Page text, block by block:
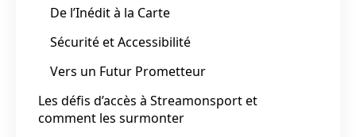
De l’Inédit à la Carte
Sécurité et Accessibilité
Vers un Futur Prometteur
Les défis d’accès à Streamonsport et
comment les surmonter